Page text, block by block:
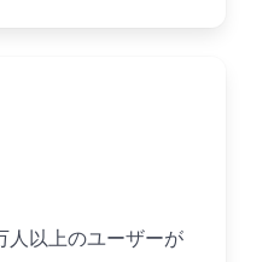
人以上のユーザーが